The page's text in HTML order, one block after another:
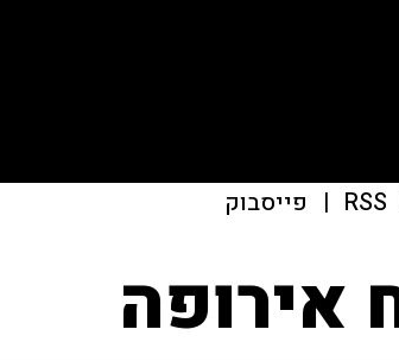
RSS
| פייסבוק
אירופה